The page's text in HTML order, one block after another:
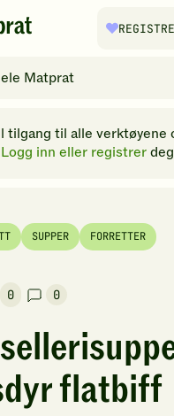
tilgang til alle verktøyene
Logg inn eller registrer
SUPPER FORRETTER
0 0
flatbiff